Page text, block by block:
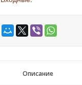
Описание
Описание